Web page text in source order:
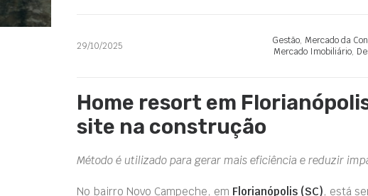
29/10/2025 Gestão, Mercado da
Mercado Imobiliário,
Home resort em
site na construção
Método é utilizado para gerar mais eficiência e reduzir
No bairro Novo Campeche, em Florianópolis (SC), está